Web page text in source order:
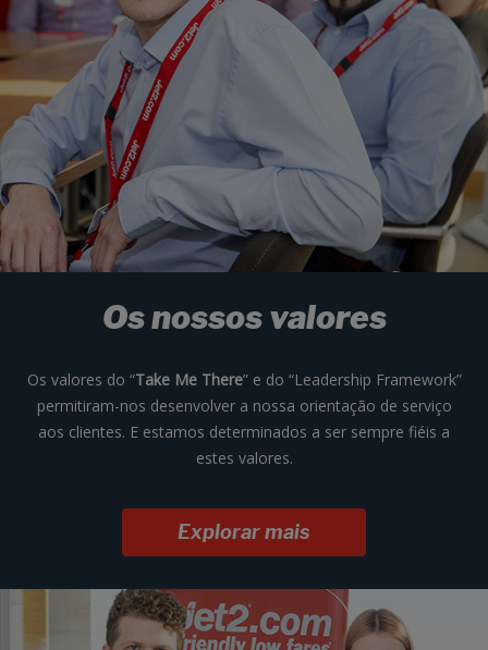
Os nossos valores
Os valores do “Take Me There” e do “Leadership Framework”
permitiram-nos desenvolver a nossa orientação de serviço
aos clientes. E estamos determinados a ser sempre fiéis a
estes valores.
Explorar mais